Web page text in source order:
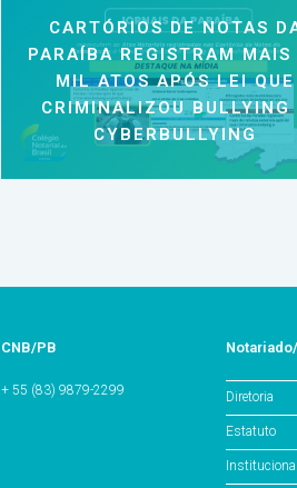
CARTÓRIOS DE NOTAS
PARAÍBA REGISTRAM MAIS
MIL ATOS APÓS LEI QUE
CRIMINALIZOU BULLYING
CYBERBULLYING
CNB/PB
+ 55 (83) 9879-2299 Diretoria
Estatuto